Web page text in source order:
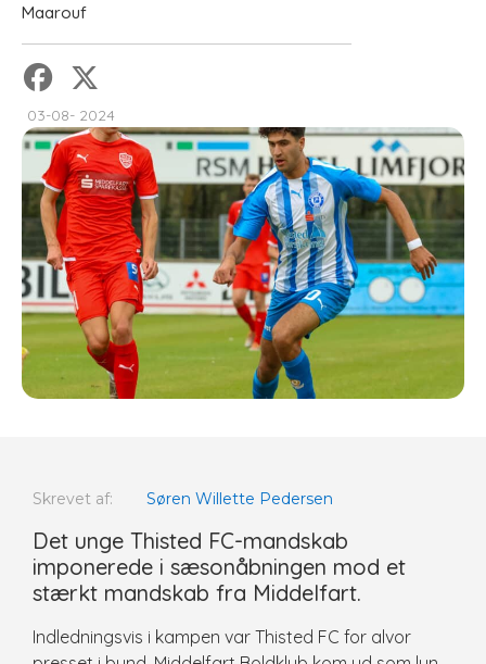
Maarouf
03-08- 2024
Skrevet af: Søren Willette Pedersen
Det unge Thisted FC-mandskab
imponerede i sæsonåbningen mod et
stærkt mandskab fra Middelfart.
Indledningsvis i kampen var Thisted FC for alvor